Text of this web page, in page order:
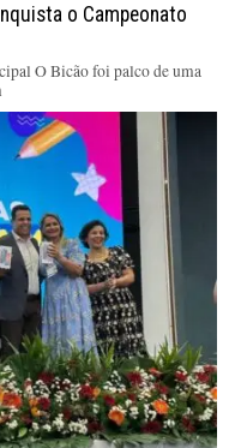
o Campeonato
O Bicão foi palco de uma